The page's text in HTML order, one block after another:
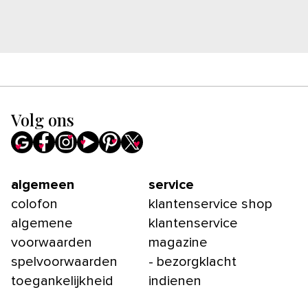
Volg ons
algemeen
colofon
algemene
voorwaarden
spelvoorwaarden
toegankelijkheid
service
klantenservice shop
klantenservice
magazine
- bezorgklacht
indienen